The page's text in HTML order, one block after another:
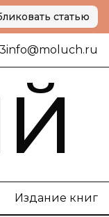
статью
info@moluch.ru
Издание книг